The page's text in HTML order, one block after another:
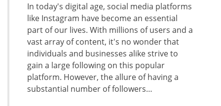
In today's digital age, social media platforms
like Instagram have become an essential
part of our lives. With millions of users and a
vast array of content, it's no wonder that
individuals and businesses alike strive to
gain a large following on this popular
platform. However, the allure of having a
substantial number of followers…